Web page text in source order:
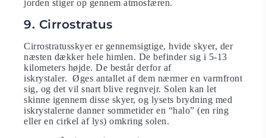
jorden stiger op gennem atmosfæren.
9. Cirrostratus
Cirrostratusskyer er gennemsigtige, hvide skyer, der
næsten dækker hele himlen. De befinder sig i 5-13
kilometers højde. De består derfor af
iskrystaler. Øges antallet af dem nærmer en varmfront
sig, og det vil snart blive regnvejr. Solen kan let
skinne igennem disse skyer, og lysets brydning med
iskrystalerne danner sommetider en “halo” (en ring
eller en cirkel af lys) omkring solen.